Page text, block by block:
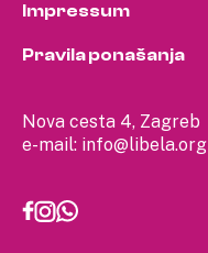
Nova cesta 4, Zagreb
e-mail: info@libela.org
Impressum
Pravila ponašanja